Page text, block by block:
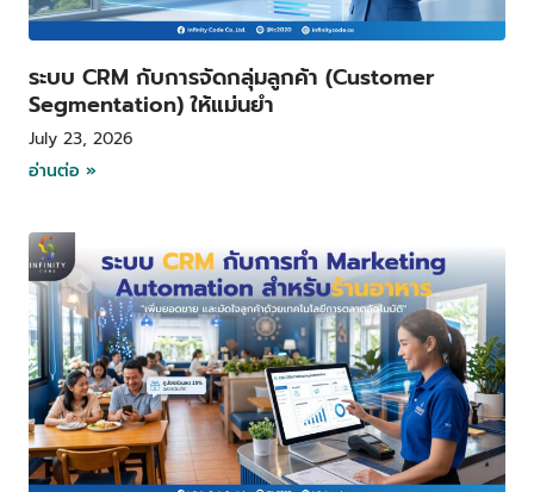
ระบบ CRM กับการจัดกลุ่มลูกค้า (Customer
Segmentation) ให้แม่นยำ
July 23, 2026
อ่านต่อ »